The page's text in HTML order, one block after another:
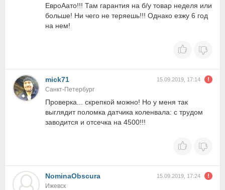
ЕвроАато!!! Там гарантия на б/у товар неделя или
больше! Ни чего не теряешь!!! Однако езжу 6 год
на нем!
mick71 15.09.2019, 17:14
Санкт-Петербург
Проверка... скрепкой можно! Но у меня так
выглядит поломка датчика коленвала: с трудом
заводится и отсечка на 4500!!!
NominaObscura 15.09.2019, 17:24
Ижевск